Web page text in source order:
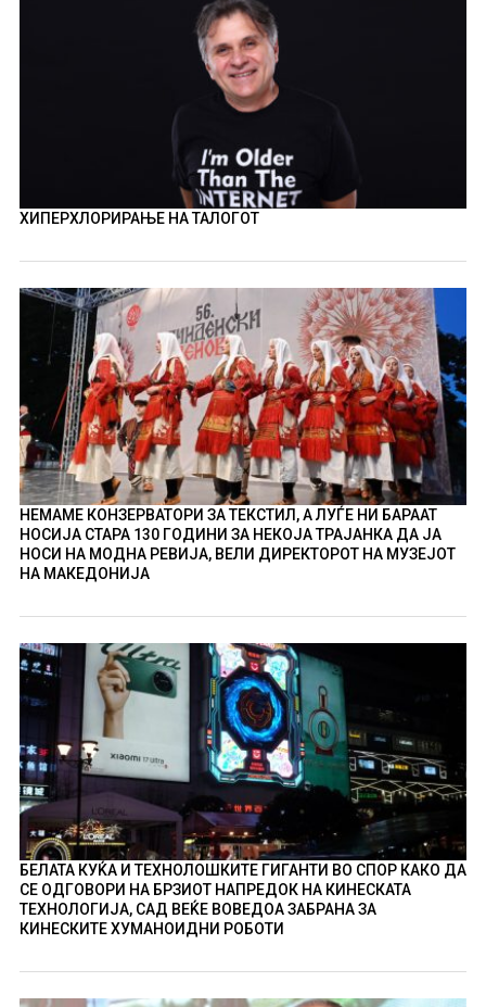
ХИПЕРХЛОРИРАЊЕ НА ТАЛОГОТ
НЕМАМЕ КОНЗЕРВАТОРИ ЗА ТЕКСТИЛ, А ЛУЃЕ НИ БАРААТ
НОСИЈА СТАРА 130 ГОДИНИ ЗА НЕКОЈА ТРАЈАНКА ДА ЈА
НОСИ НА МОДНА РЕВИЈА, ВЕЛИ ДИРЕКТОРОТ НА МУЗЕЈОТ
НА МАКЕДОНИЈА
БЕЛАТА КУЌА И ТЕХНОЛОШКИТЕ ГИГАНТИ ВО СПОР КАКО ДА
СЕ ОДГОВОРИ НА БРЗИОТ НАПРЕДОК НА КИНЕСКАТА
ТЕХНОЛОГИЈА, САД ВЕЌЕ ВОВЕДОА ЗАБРАНА ЗА
КИНЕСКИТЕ ХУМАНОИДНИ РОБОТИ